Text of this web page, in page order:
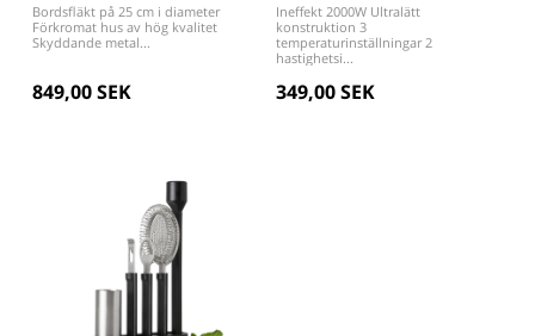
Bordsfläkt på 25 cm i diameter
Förkromat hus av hög kvalitet
Skyddande metal...
849,00 SEK
Ineffekt 2000W Ultralätt
konstruktion 3
temperaturinställningar 2
hastighetsi...
349,00 SEK